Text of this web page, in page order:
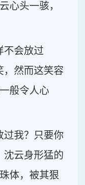
心头一骇，
不会放过
然而这笑容
般令人心
过我？只要你
云身形猛的
体，被其狠